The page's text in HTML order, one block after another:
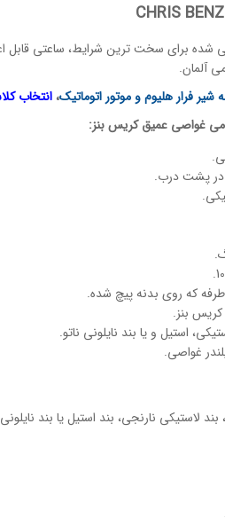
CHRIS
شده برای سخت ترین شرایط، ساعتی قابل
آلمان.
شیر فرار هلیوم و موتور اتوماتیک،انتخاب
غواصی عمیقکریس بنز:
پشت درب.
که روی بدنه پیچ شده.
کریس بنز.
استیل و یا بند نایلونی ناتو.
غواصی.
لاستیکی نارنجی، بند استیل یا بند